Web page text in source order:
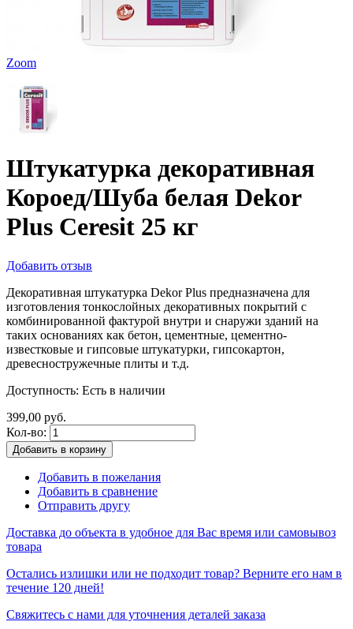
Zoom
Штукатурка декоративная
Короед/Шуба белая Dekor
Plus Ceresit 25 кг
Добавить отзыв
Декоративная штукатурка Dekor Plus предназначена для
изготовления тонкослойных декоративных покрытий с
комбинированной фактурой внутри и снаружи зданий на
таких основаниях как бетон, цементные, цементно-
известковые и гипсовые штукатурки, гипсокартон,
древесностружечные плиты и т.д.
Доступность: Есть в наличии
399,00 руб.
Кол-во:
Добавить в корзину
Добавить в пожелания
Добавить в сравнение
Отправить другу
Доставка до объекта в удобное для Вас время или самовывоз
товара
Остались излишки или не подходит товар? Верните его нам в
течение 120 дней!
Свяжитесь с нами для уточнения деталей заказа